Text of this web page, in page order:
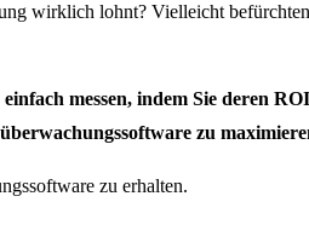
wirklich lohnt? Vielleicht
messen, indem Sie deren
zu
zu erhalten.